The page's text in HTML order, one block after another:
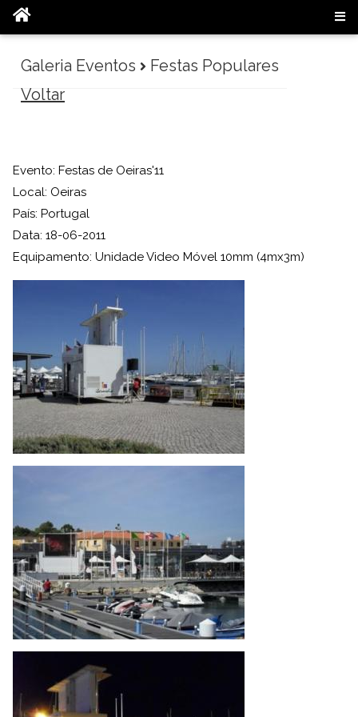
Galeria Eventos
Festas Populares
Voltar
Evento: Festas de Oeiras'11
Local: Oeiras
País: Portugal
Data: 18-06-2011
Equipamento: Unidade Video Móvel 10mm (4mx3m)